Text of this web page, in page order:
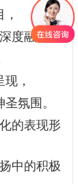
度融合，
，
氛围。
的表现形
中的积极